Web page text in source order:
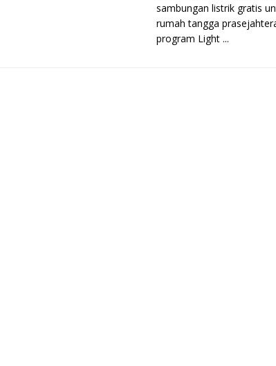
sambungan listrik gratis
rumah tangga
program Light ...